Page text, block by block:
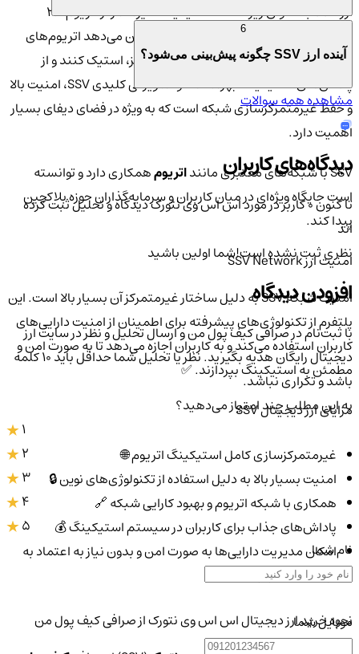
ارزSSV
به عنوان زیرساخت استیکینگ غیرمتمرکز اتریوم ۲.۰
شناخته می‌شود. این پلتفرم به کاربران امکان می‌دهد اتریوم‌های
خود را بدون نیاز به اعتماد به نود‌های متمرکز، استیک کنند و از
پاداش‌های استیکینگ بهره‌مند شوند. ویژگی کلیدی SSV، امنیت بالا
و حفظ غیرمتمرکزسازی شبکه است که به ویژه در فضای دیفای بسیار
اهمیت دارد.
SSV با شبکه‌های معتبری مانند
اتریومهمکاری دارد و توانسته
است جایگاه ویژه‌ای در میان کاربران و سرمایه‌گذاران حوزه بلاکچین
پیدا کند.
امنیت ارز SSV Network
امنیت شبکه SSV به دلیل ساختار غیرمتمرکز آن بسیار بالا است. این
پلتفرم از تکنولوژی‌های پیشرفته برای اطمینان از امنیت دارایی‌های
کاربران استفاده می‌کند و به کاربران اجازه می‌دهد تا به صورت امن و
مطمئن به استیکینگ بپردازند. ✅
مزایای ارز دیجیتال SSV
غیرمتمرکزسازی کامل استیکینگ اتریوم 🌐
امنیت بسیار بالا به دلیل استفاده از تکنولوژی‌های نوین 🔒
همکاری با شبکه اتریوم و بهبود کارایی شبکه 🔗
پاداش‌های جذاب برای کاربران در سیستم استیکینگ 💰
امکان مدیریت دارایی‌ها به صورت امن و بدون نیاز به اعتماد به
نودهای متمرکز 🛡️
نحوه خرید ارز دیجیتال اس اس وی نتورک از صرافی کیف پول من
آینده ارز SSV چگونه پیش‌بینی می‌شود؟
مشاهده همه سوالات
دیدگاه‌های کاربران
تا کنون 0 کاربر در مورد اس اس وی نتورکدیدگاه و تحلیل ثبت کرده
اند
نظری ثبت نشده است!شما اولین باشید
افزودن دیدگاه
با ثبت‌نام در صرافی کیف پول من و ارسال تحلیل و نظر در سایت ارز
دیجیتال رایگان هدیه بگیرید. نظر یا تحلیل شما حداقل باید ۱۰ کلمه
باشد و تکراری نباشد.
به این مطلب چند امتیاز می‌دهید؟
3
4
5
نام شما
موبایل شما